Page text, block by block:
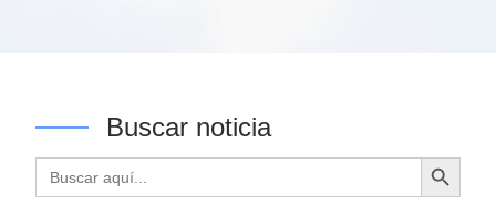
Buscar noticia
Buscar: Botón de búsqueda